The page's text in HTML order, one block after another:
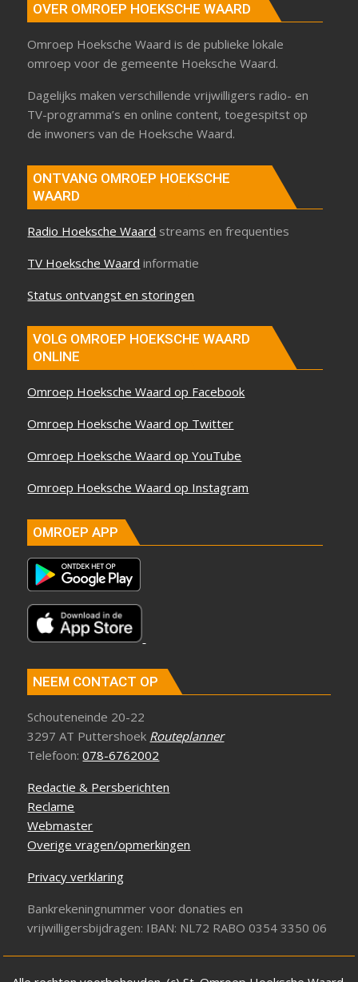
OVER OMROEP HOEKSCHE WAARD
Omroep Hoeksche Waard is de publieke lokale
omroep voor de gemeente Hoeksche Waard.
Dagelijks maken verschillende vrijwilligers radio- en
TV-programma’s en online content, toegespitst op
de inwoners van de Hoeksche Waard.
ONTVANG OMROEP HOEKSCHE
WAARD
Radio Hoeksche Waard streams en frequenties
TV Hoeksche Waard informatie
Status ontvangst en storingen
VOLG OMROEP HOEKSCHE WAARD
ONLINE
Omroep Hoeksche Waard op Facebook
Omroep Hoeksche Waard op Twitter
Omroep Hoeksche Waard op YouTube
Omroep Hoeksche Waard op Instagram
OMROEP APP
NEEM CONTACT OP
Schouteneinde 20-22
3297 AT Puttershoek Routeplanner
Telefoon:078-6762002
Redactie & Persberichten
Reclame
Webmaster
Overige vragen/opmerkingen
Privacy verklaring
Bankrekeningnummer voor donaties en
vrijwilligersbijdragen: IBAN: NL72 RABO 0354 3350 06